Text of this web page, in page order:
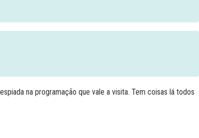
na programação que vale a visita. Tem coisas lá todos